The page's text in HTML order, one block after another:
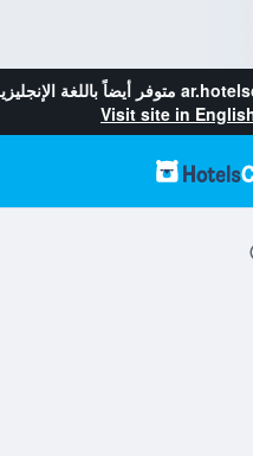
متوفر أيضاً باللغة
Visit site in